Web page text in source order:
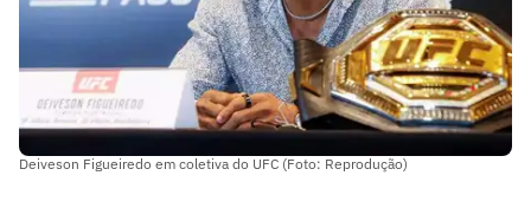
Deiveson Figueiredo em coletiva do UFC (Foto: Reprodução)